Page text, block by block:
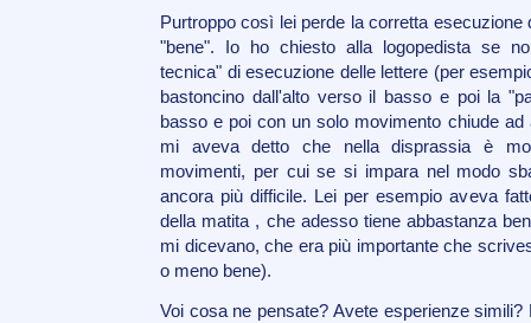
Purtroppo così lei perde la corretta
"bene". Io ho chiesto alla logopedista se
tecnica" di esecuzione delle lettere (per
bastoncino dall'alto verso il basso e poi la
basso e poi con un solo movimento chiude ad
mi aveva detto che nella disprassia è
movimenti, per cui se si impara nel modo
ancora più difficile. Lei per esempio aveva
della matita , che adesso tiene abbastanza
mi dicevano, che era più importante che
o meno bene).
Voi cosa ne pensate? Avete esperienze